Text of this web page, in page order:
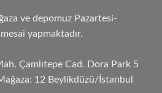
ve depomuz Pazartesi-
yapmaktadır.
Çamlıtepe Cad. Dora Park 5
12 Beylikdüzü/İstanbul